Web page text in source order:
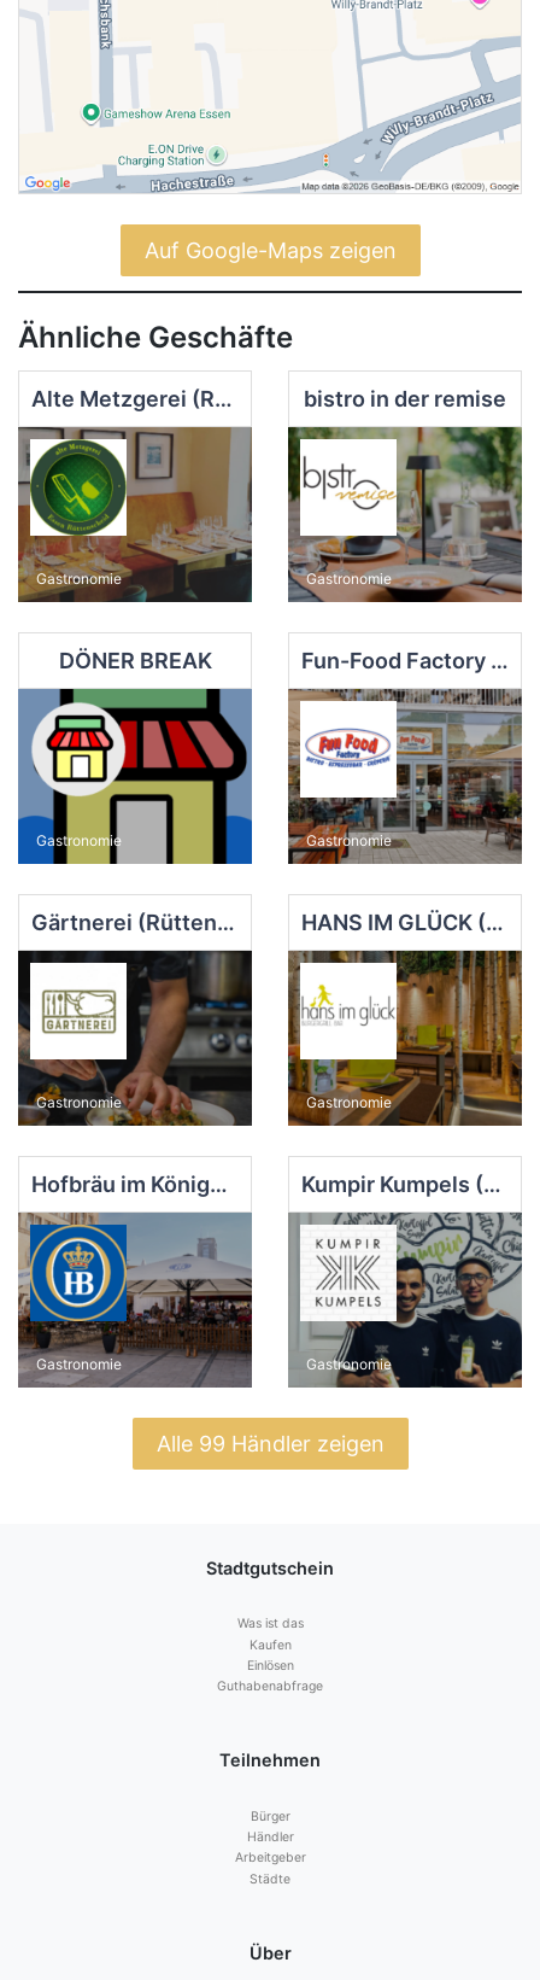
Auf Google-Maps zeigen
Ähnliche Geschäfte
Alte Metzgerei (Rüttenscheid)
Gastronomie
bistro in der remise
Gastronomie
DÖNER BREAK
Gastronomie
Fun-Food Factory Café
Gastronomie
Gärtnerei (Rüttenscheid)
Gastronomie
HANS IM GLÜCK (Innenstadt)
Gastronomie
Hofbräu im Königshof Essen
Gastronomie
Kumpir Kumpels (Rüttenscheid)
Gastronomie
Alle 99 Händler zeigen
Stadtgutschein
Was ist das
Kaufen
Einlösen
Guthabenabfrage
Teilnehmen
Bürger
Händler
Arbeitgeber
Städte
Über